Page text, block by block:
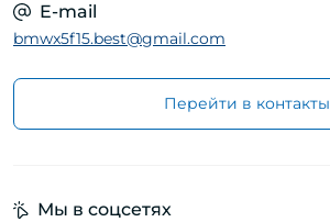
E-mail
bmwx5f15.best@gmail.com
Перейти в контакты
Мы в соцсетях